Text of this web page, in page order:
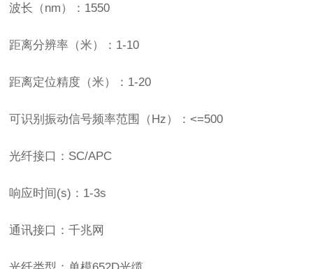
波长（nm）：1550
距离分辨率（米）：1-10
距离定位精度（米）：1-20
可识别振动信号频率范围（Hz）：<=500
光纤接口：SC/APC
响应时间(s)：1-3s
通讯接口：千兆网